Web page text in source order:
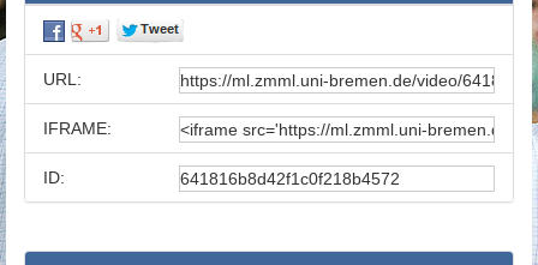
URL:
IFRAME:
ID: